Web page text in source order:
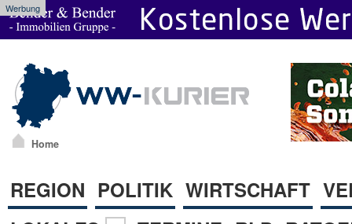
Werbung
Home
REGION POLITIK WIRTSCHAFT